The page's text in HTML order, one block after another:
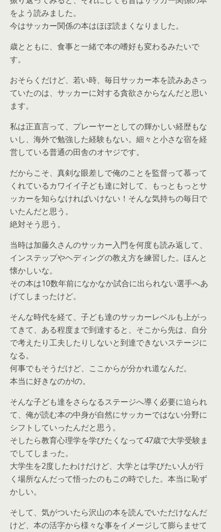
をよう読みました。
今はサッカー関係の本はほぼ読まくなりました。
歳とともに、食事と一緒で本の嗜好も変わるみたいで
す。
おそらくだけど、若い時、毎日サッカー本を読みあさっ
ていたのは、サッカーに対する貪欲さからなんだと思い
ます。
私は正直言って、プレーヤーとしての輝かしい経歴もな
いし、海外で勉強した経験もない。細々と小さな宿を経
営している普通の田舎のオヤジです。
だからこそ、真剣な眼差しで俺のことを監督って慕って
くれているカワイイ子ども達に対して、もっともっとサ
ッカーを知らなければいけない！そんな気持ちの毎日で
いたんだと思う。
絶対そう思う。
当時は加藤久さんのサッカー入門を何度も読み返して、
インステップやヘディングの教え方を練習した。ほんと
懐かしいな。
その本は10数年前になかなか試合に出られない選手へあ
げてしまったけど。
そんな時代を経て、子ども達のサッカーレベルも上がっ
てきて、ある程度まで到達すると、そこから先は、自分
で考えたり工夫したりしないと到達できないステージに
なる。
何事でもそうだけど、ここからが分かれ道なんだ。
本当に好きなのか!の。
そんな子ども達をさらなるステージへ導く必要に迫られ
て、俺が読む本の中身が自然にサッカーではない分野に
シフトしていったんだと思う。
そしたら教育心理学を学びたくなって47歳で大学受験ま
でしてしまった。
大学生を2度したわけだけど、大学とは学びたい人が行
く場所なんだって悟ったのもこの時でした。本当に恥ず
かしい。
そして、気がついたら沢山の本を読んでいただけなんだ
けど、本の活字から様々な事をイメージして膨らませて